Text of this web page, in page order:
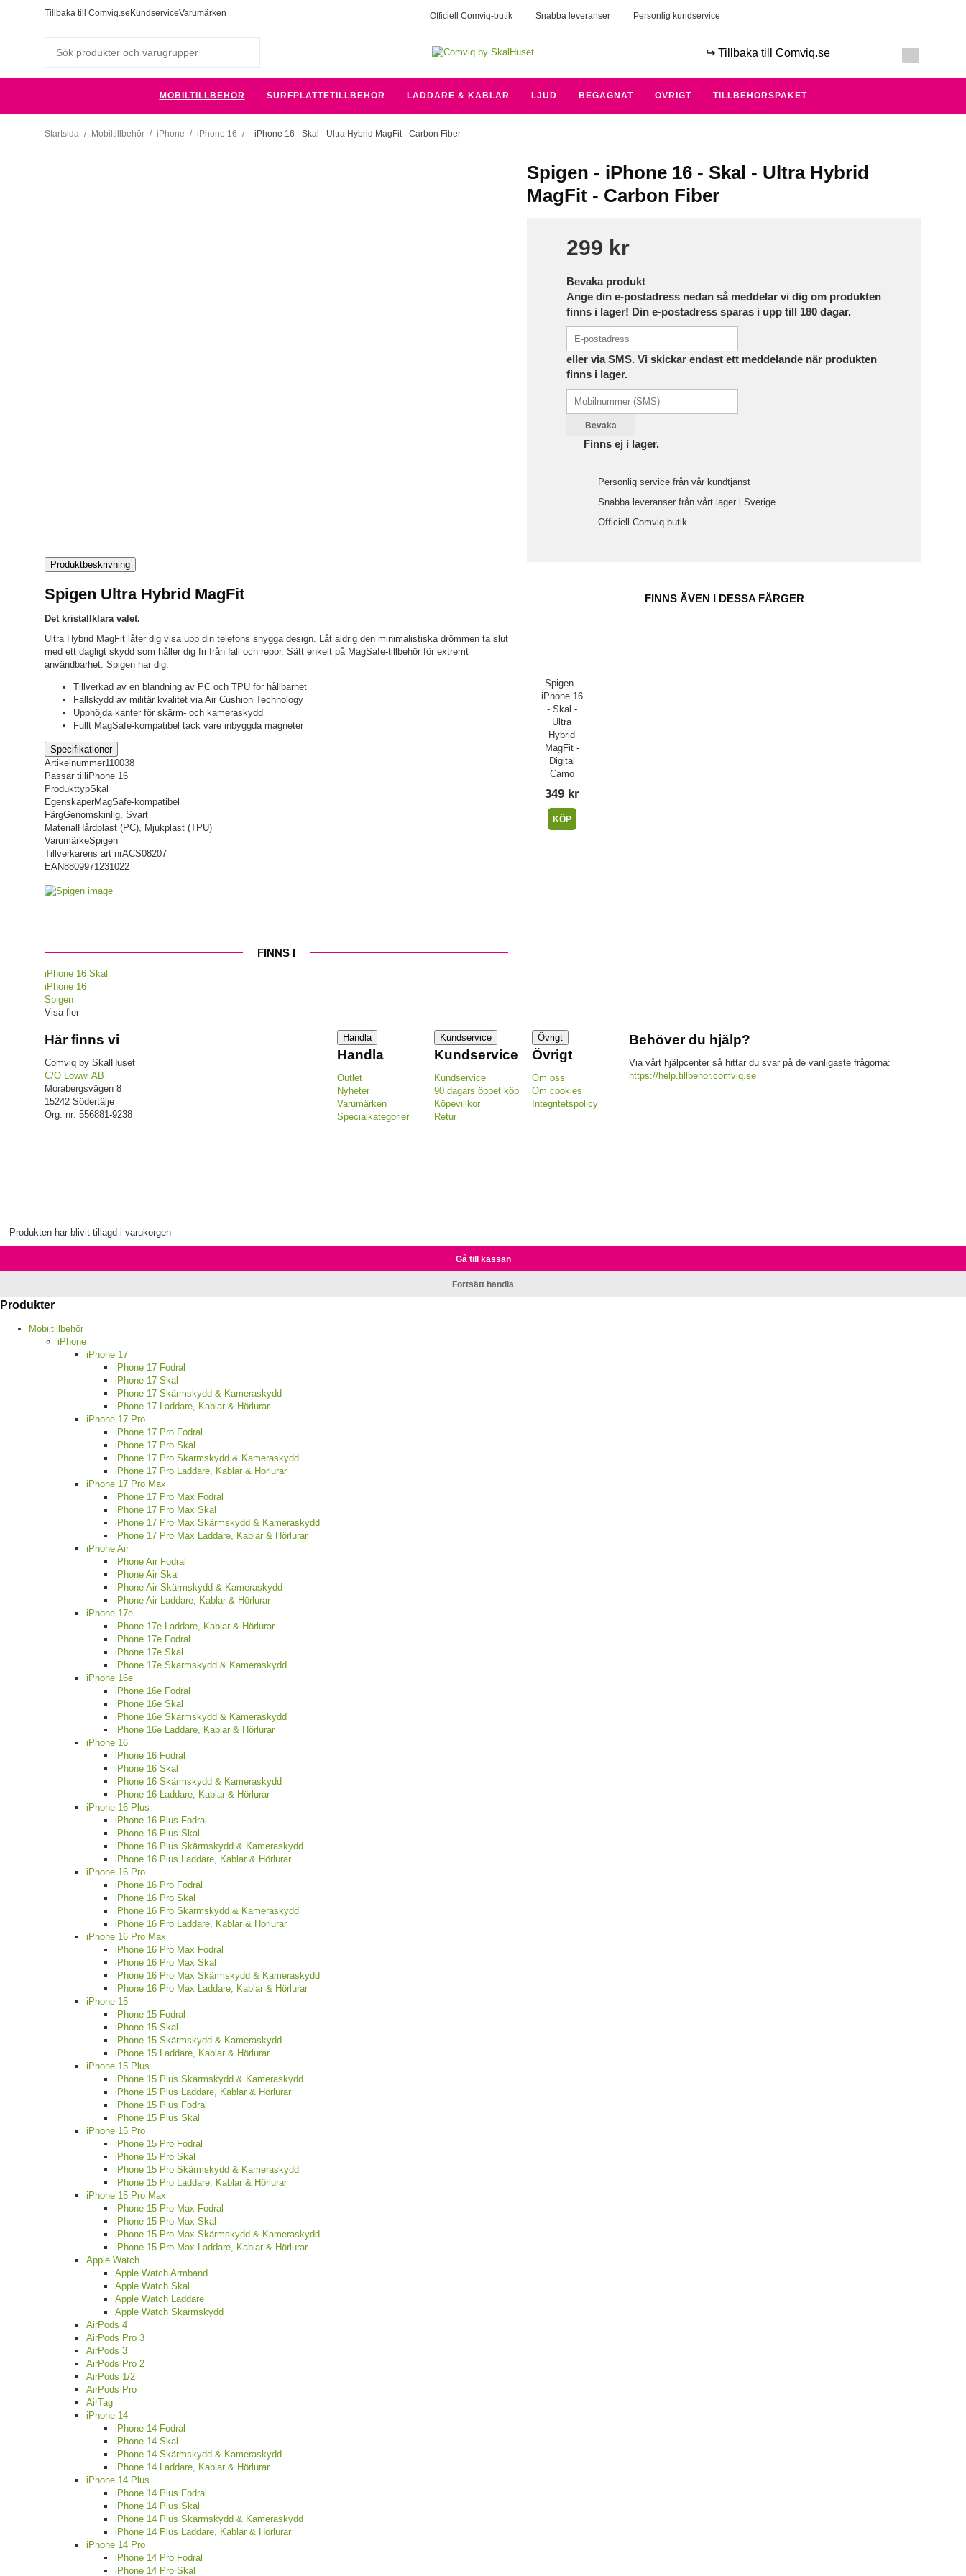
Tillbaka till Comviq.se KundserviceVarumärken Officiell Comviq-butik Snabba leveranser Personlig kundservice
↪️ Tillbaka till Comviq.se
MOBILTILLBEHÖR SURFPLATTETILLBEHÖR LADDARE & KABLAR LJUD BEGAGNAT ÖVRIGT TILLBEHÖRSPAKET
Startsida / Mobiltillbehör / iPhone / iPhone 16 / - iPhone 16 - Skal - Ultra Hybrid MagFit - Carbon Fiber
Spigen - iPhone 16 - Skal - Ultra Hybrid
MagFit - Carbon Fiber
299 kr
Bevaka produkt
Ange din e-postadress nedan så meddelar vi dig om produkten
finns i lager! Din e-postadress sparas i upp till 180 dagar.
eller via SMS. Vi skickar endast ett meddelande när produkten
finns i lager.
Bevaka
Finns ej i lager.
Personlig service från vår kundtjänst
Snabba leveranser från vårt lager i Sverige
Officiell Comviq-butik
FINNS ÄVEN I DESSA FÄRGER
Spigen -
iPhone 16
- Skal -
Ultra
Hybrid
MagFit -
Digital
Camo
349 kr
KÖP
Produktbeskrivning
Spigen Ultra Hybrid MagFit
Det kristallklara valet.
Ultra Hybrid MagFit låter dig visa upp din telefons snygga design. Låt aldrig den minimalistiska drömmen ta slut
med ett dagligt skydd som håller dig fri från fall och repor. Sätt enkelt på MagSafe-tillbehör för extremt
användbarhet. Spigen har dig.
Tillverkad av en blandning av PC och TPU för hållbarhet
Fallskydd av militär kvalitet via Air Cushion Technology
Upphöjda kanter för skärm- och kameraskydd
Fullt MagSafe-kompatibel tack vare inbyggda magneter
Specifikationer
Artikelnummer110038
Passar till iPhone 16
ProdukttypSkal
EgenskaperMagSafe-kompatibel
FärgGenomskinlig, Svart
Material Hårdplast (PC), Mjukplast (TPU)
VarumärkeSpigen
Tillverkarens art nrACS08207
EAN8809971231022
FINNS I
iPhone 16 Skal
iPhone 16
Spigen
Visa fler
Här finns vi
Comviq by SkalHuset
C/O Lowwi AB
Morabergsvägen 8
15242 Södertälje
Org. nr: 556881-9238
Handla
Handla
Outlet
Nyheter
Varumärken
Specialkategorier
Kundservice
Kundservice
Kundservice
90 dagars öppet köp
Köpevillkor
Retur
Övrigt
Övrigt
Om oss
Om cookies
Integritetspolicy
Behöver du hjälp?
Via vårt hjälpcenter så hittar du svar på de vanligaste frågorna:
https://help.tillbehor.comviq.se
Produkten har blivit tillagd i varukorgen
Gå till kassan
Fortsätt handla
Produkter
Mobiltillbehör
iPhone
iPhone 17
iPhone 17 Fodral
iPhone 17 Skal
iPhone 17 Skärmskydd & Kameraskydd
iPhone 17 Laddare, Kablar & Hörlurar
iPhone 17 Pro
iPhone 17 Pro Fodral
iPhone 17 Pro Skal
iPhone 17 Pro Skärmskydd & Kameraskydd
iPhone 17 Pro Laddare, Kablar & Hörlurar
iPhone 17 Pro Max
iPhone 17 Pro Max Fodral
iPhone 17 Pro Max Skal
iPhone 17 Pro Max Skärmskydd & Kameraskydd
iPhone 17 Pro Max Laddare, Kablar & Hörlurar
iPhone Air
iPhone Air Fodral
iPhone Air Skal
iPhone Air Skärmskydd & Kameraskydd
iPhone Air Laddare, Kablar & Hörlurar
iPhone 17e
iPhone 17e Laddare, Kablar & Hörlurar
iPhone 17e Fodral
iPhone 17e Skal
iPhone 17e Skärmskydd & Kameraskydd
iPhone 16e
iPhone 16e Fodral
iPhone 16e Skal
iPhone 16e Skärmskydd & Kameraskydd
iPhone 16e Laddare, Kablar & Hörlurar
iPhone 16
iPhone 16 Fodral
iPhone 16 Skal
iPhone 16 Skärmskydd & Kameraskydd
iPhone 16 Laddare, Kablar & Hörlurar
iPhone 16 Plus
iPhone 16 Plus Fodral
iPhone 16 Plus Skal
iPhone 16 Plus Skärmskydd & Kameraskydd
iPhone 16 Plus Laddare, Kablar & Hörlurar
iPhone 16 Pro
iPhone 16 Pro Fodral
iPhone 16 Pro Skal
iPhone 16 Pro Skärmskydd & Kameraskydd
iPhone 16 Pro Laddare, Kablar & Hörlurar
iPhone 16 Pro Max
iPhone 16 Pro Max Fodral
iPhone 16 Pro Max Skal
iPhone 16 Pro Max Skärmskydd & Kameraskydd
iPhone 16 Pro Max Laddare, Kablar & Hörlurar
iPhone 15
iPhone 15 Fodral
iPhone 15 Skal
iPhone 15 Skärmskydd & Kameraskydd
iPhone 15 Laddare, Kablar & Hörlurar
iPhone 15 Plus
iPhone 15 Plus Skärmskydd & Kameraskydd
iPhone 15 Plus Laddare, Kablar & Hörlurar
iPhone 15 Plus Fodral
iPhone 15 Plus Skal
iPhone 15 Pro
iPhone 15 Pro Fodral
iPhone 15 Pro Skal
iPhone 15 Pro Skärmskydd & Kameraskydd
iPhone 15 Pro Laddare, Kablar & Hörlurar
iPhone 15 Pro Max
iPhone 15 Pro Max Fodral
iPhone 15 Pro Max Skal
iPhone 15 Pro Max Skärmskydd & Kameraskydd
iPhone 15 Pro Max Laddare, Kablar & Hörlurar
Apple Watch
Apple Watch Armband
Apple Watch Skal
Apple Watch Laddare
Apple Watch Skärmskydd
AirPods 4
AirPods Pro 3
AirPods 3
AirPods Pro 2
AirPods 1/2
AirPods Pro
AirTag
iPhone 14
iPhone 14 Fodral
iPhone 14 Skal
iPhone 14 Skärmskydd & Kameraskydd
iPhone 14 Laddare, Kablar & Hörlurar
iPhone 14 Plus
iPhone 14 Plus Fodral
iPhone 14 Plus Skal
iPhone 14 Plus Skärmskydd & Kameraskydd
iPhone 14 Plus Laddare, Kablar & Hörlurar
iPhone 14 Pro
iPhone 14 Pro Fodral
iPhone 14 Pro Skal